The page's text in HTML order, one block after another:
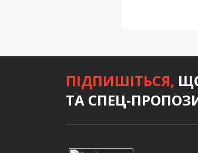
ПІДПИШІТЬСЯ,
ТА СПЕЦ-